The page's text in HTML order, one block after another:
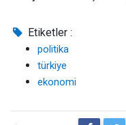
Etiketler :
politika
türkiye
ekonomi